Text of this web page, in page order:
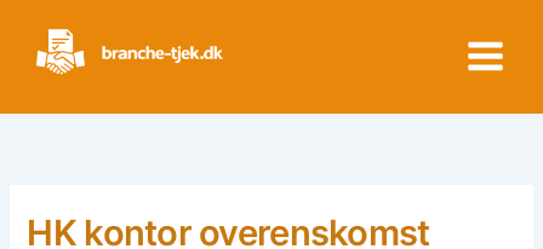
content
HK kontor overenskomst